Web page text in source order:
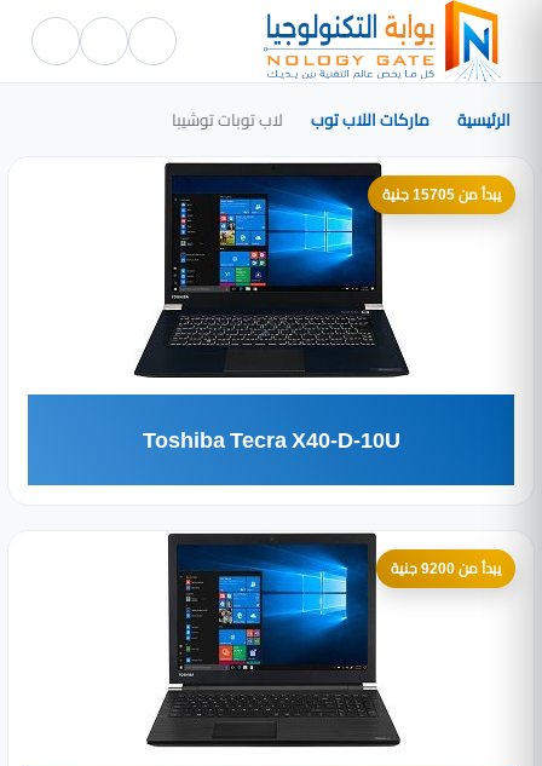
الرئيسية ماركات اللاب توب لاب توبات توشيبا
يبدأ من 15705 جنية
Toshiba Tecra X40-D-10U
يبدأ من 9200 جنية